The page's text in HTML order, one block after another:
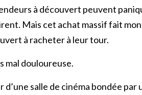
à découvert peuvent
Mais cet achat massif fait
à racheter à leur tour.
mal douloureuse.
d’une salle de cinéma bondée